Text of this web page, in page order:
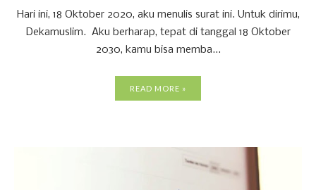
Hari ini, 18 Oktober 2020, aku menulis surat ini. Untuk dirimu,
Dekamuslim. Aku berharap, tepat di tanggal 18 Oktober
2030, kamu bisa memba...
READ MORE »